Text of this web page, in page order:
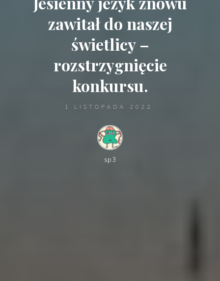
zawitał do naszej
świetlicy –
rozstrzygnięcie
konkursu.
1 LISTOPADA 2022
sp3